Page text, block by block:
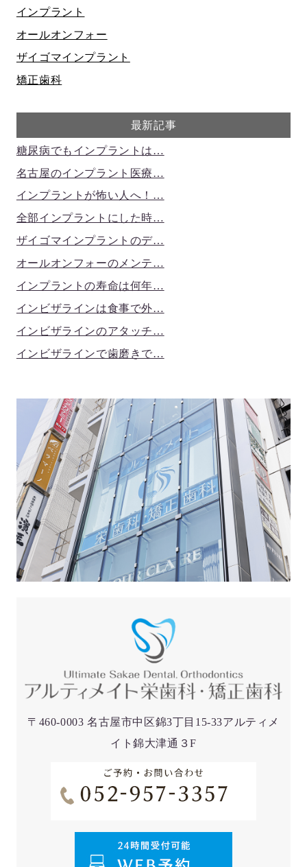
インプラント
オールオンフォー
ザイゴマインプラント
矯正歯科
最新記事
糖尿病でもインプラントは…
名古屋のインプラント医療…
インプラントが怖い人へ！…
全部インプラントにした時…
ザイゴマインプラントのデ…
オールオンフォーのメンテ…
インプラントの寿命は何年…
インビザラインは食事で外…
インビザラインのアタッチ…
インビザラインで歯磨きで…
〒460-0003 名古屋市中区錦3丁目15-33アルティメ
イト錦大津通３F